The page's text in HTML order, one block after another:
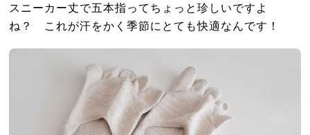
スニーカー丈で五本指ってちょっと珍しいですよ
ね？ これが汗をかく季節にとても快適なんです！